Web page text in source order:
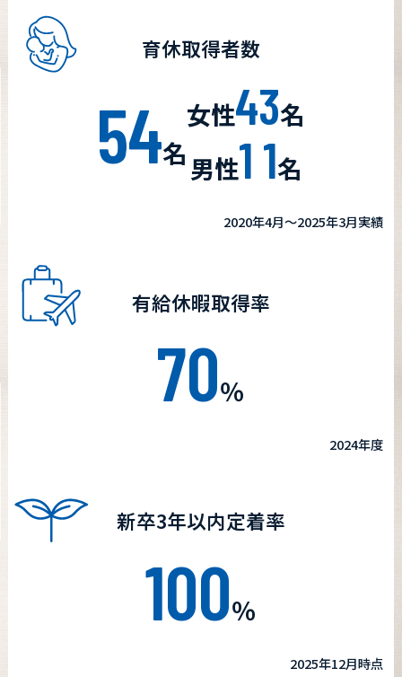
育休取得者数
54名
女性43名
男性1 1名
2020年4月～2025年3月実績
有給休暇取得率
70％
2024年度
新卒3年以内定着率
100％
2025年12月時点